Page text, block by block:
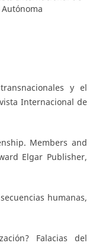
y el
Internacional de
Members and
Elgar Publisher,
humanas,
Falacias del